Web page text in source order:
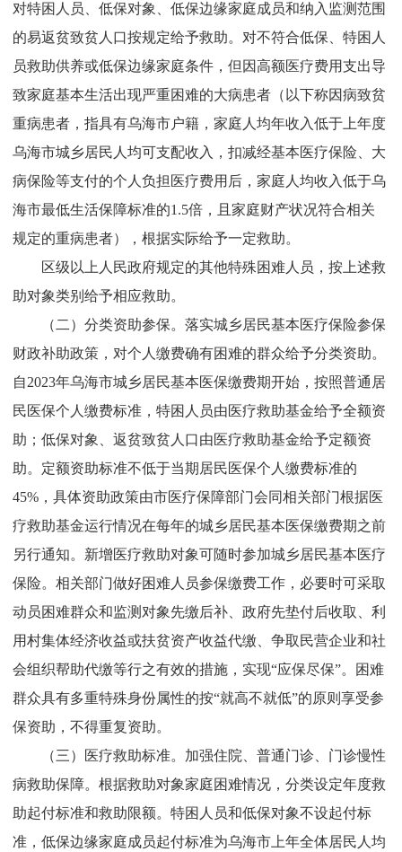
对特困人员、低保对象、低保边缘家庭成员和纳入监测范围
的易返贫致贫人口按规定给予救助。对不符合低保、特困人
员救助供养或低保边缘家庭条件，但因高额医疗费用支出导
致家庭基本生活出现严重困难的大病患者（以下称因病致贫
重病患者，指具有乌海市户籍，家庭人均年收入低于上年度
乌海市城乡居民人均可支配收入，扣减经基本医疗保险、大
病保险等支付的个人负担医疗费用后，家庭人均收入低于乌
海市最低生活保障标准的1.5倍，且家庭财产状况符合相关
规定的重病患者），根据实际给予一定救助。
区级以上人民政府规定的其他特殊困难人员，按上述救
助对象类别给予相应救助。
（二）分类资助参保。落实城乡居民基本医疗保险参保
财政补助政策，对个人缴费确有困难的群众给予分类资助。
自2023年乌海市城乡居民基本医保缴费期开始，按照普通居
民医保个人缴费标准，特困人员由医疗救助基金给予全额资
助；低保对象、返贫致贫人口由医疗救助基金给予定额资
助。定额资助标准不低于当期居民医保个人缴费标准的
45% ，具体资助政策由市医疗保障部门会同相关部门根据医
疗救助基金运行情况在每年的城乡居民基本医保缴费期之前
另行通知。新增医疗救助对象可随时参加城乡居民基本医疗
保险。相关部门做好困难人员参保缴费工作，必要时可采取
动员困难群众和监测对象先缴后补、政府先垫付后收取、利
用村集体经济收益或扶贫资产收益代缴、争取民营企业和社
会组织帮助代缴等行之有效的措施，实现“应保尽保”。困难
群众具有多重特殊身份属性的按“就高不就低”的原则享受参
保资助，不得重复资助。
（三）医疗救助标准。 加强住院、普通门诊、门诊慢性
病救助保障。根据救助对象家庭困难情况，分类设定年度救
助起付标准和救助限额。特困人员和低保对象不设起付标
准，低保边缘家庭成员起付标准为乌海市上年全体居民人均